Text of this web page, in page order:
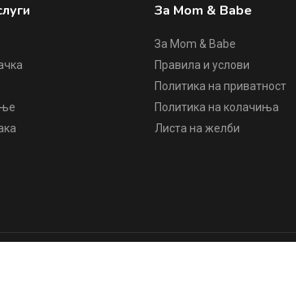
За Mom & Babe
За Mom & Babe
Правила и услови
Политика на приватност
Политика на колачиња
Листа на желби